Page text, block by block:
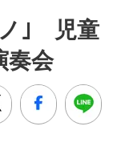
ノ｣ 児童
奏会